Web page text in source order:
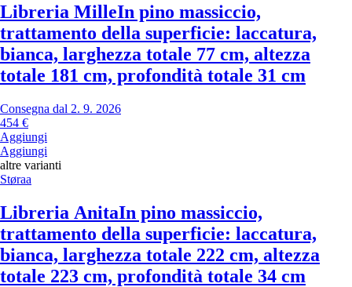
Libreria MilleIn pino massiccio,
trattamento della superficie: laccatura,
bianca, larghezza totale 77 cm, altezza
totale 181 cm, profondità totale 31 cm
Consegna dal 2. 9. 2026
454 €
Aggiungi
Aggiungi
altre varianti
Støraa
Libreria AnitaIn pino massiccio,
trattamento della superficie: laccatura,
bianca, larghezza totale 222 cm, altezza
totale 223 cm, profondità totale 34 cm